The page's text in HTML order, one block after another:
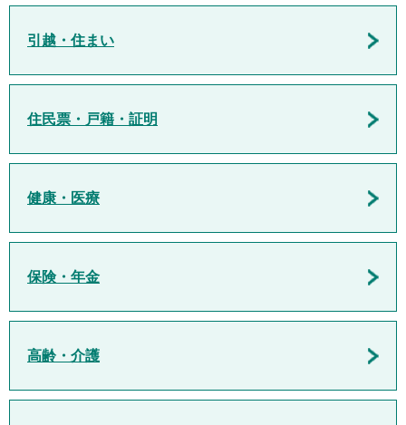
引越・住まい
住民票・戸籍・証明
健康・医療
保険・年金
高齢・介護